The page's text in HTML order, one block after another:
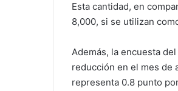
Esta cantidad, en
8,000, si se utilizan
Además, la encuesta
reducción en el mes de
representa 0.8 punto